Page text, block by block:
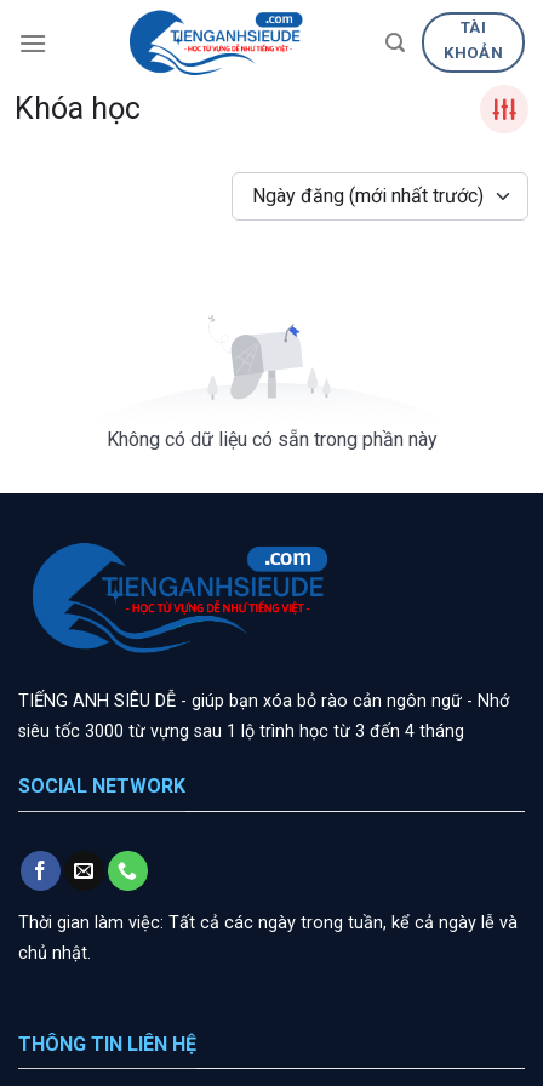
TÀI
KHOẢN
Khóa học
Ngày đăng (mới nhất trước)
Không có dữ liệu có sẵn trong phần này
TIẾNG ANH SIÊU DỄ - giúp bạn xóa bỏ rào cản ngôn ngữ - Nhớ
siêu tốc 3000 từ vựng sau 1 lộ trình học từ 3 đến 4 tháng
SOCIAL NETWORK
Thời gian làm việc: Tất cả các ngày trong tuần, kể cả ngày lễ và
chủ nhật.
THÔNG TIN LIÊN HỆ